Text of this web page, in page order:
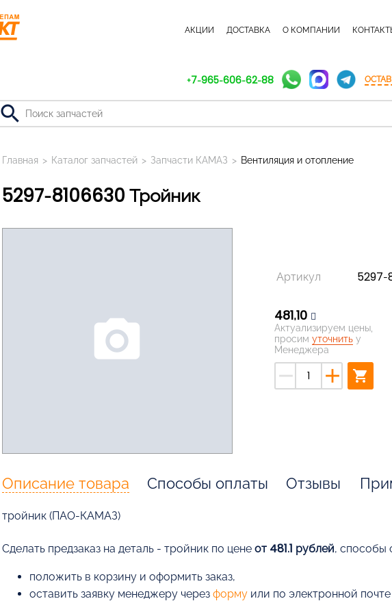
АКЦИИ ДОСТАВКА О КОМПАНИИ
+7-965-606-62-88
search
Главная > Каталог запчастей > Запчасти КАМАЗ > Вентиляция и отопление
5297-8106630 Тройник
photo_camera
Артикул 5297-
481,10
Актуализируем цены,
просим уточнитьу
Менеджера
remove add shopping_cart
Описание товара Способы оплаты Отзывы
тройник (ПАО-КАМАЗ)
Cделать предзаказ на деталь - тройник по цене от 481.1 рублей, способы
положить в корзину и оформить заказ,
оставить заявку менеджеру через формуили по электронной почте